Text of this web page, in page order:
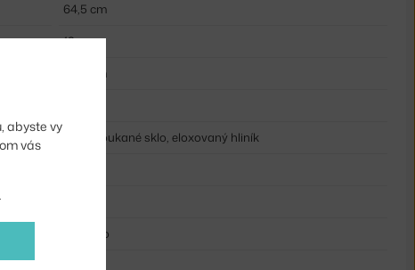
64,5 cm
19 cm
49,5 cm
ručně foukané sklo, eloxovaný hliník
kov, sklo
abyste vy
vás